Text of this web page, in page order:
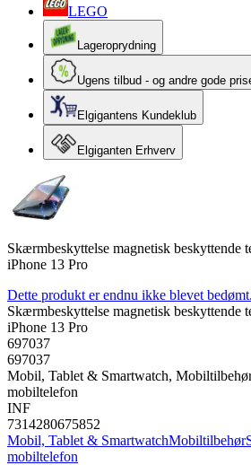
LEGO
Lageroprydning
Ugens tilbud - og andre gode
Elgigantens Kundeklub
Elgiganten Erhverv
Skærmbeskyttelse magnetisk beskyttende
iPhone 13 Pro
Dette produkt er endnu ikke blevet bedømt.
Skærmbeskyttelse magnetisk beskyttende
iPhone 13 Pro
697037
697037
Mobil, Tablet & Smartwatch,
mobiltelefon
INF
7314280675852
Mobil, Tablet & SmartwatchMobiltilbehør
mobiltelefon